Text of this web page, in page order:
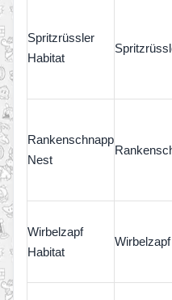
Spritzrüssler
Habitat
Rankenschnapp
Nest
Wirbelzapf
Habitat
Wirbelzapf